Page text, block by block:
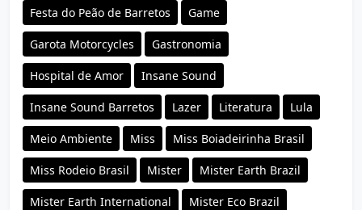
Festa do Peão de Barretos Game
Garota Motorcycles Gastronomia
Hospital de Amor Insane Sound
Insane Sound Barretos Lazer Literatura Lula
Meio Ambiente Miss Miss Boiadeirinha Brasil
Miss Rodeio Brasil Mister Mister Earth Brazil
Mister Earth International Mister Eco Brazil